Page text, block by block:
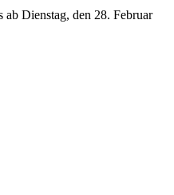
ab Dienstag, den 28. Februar